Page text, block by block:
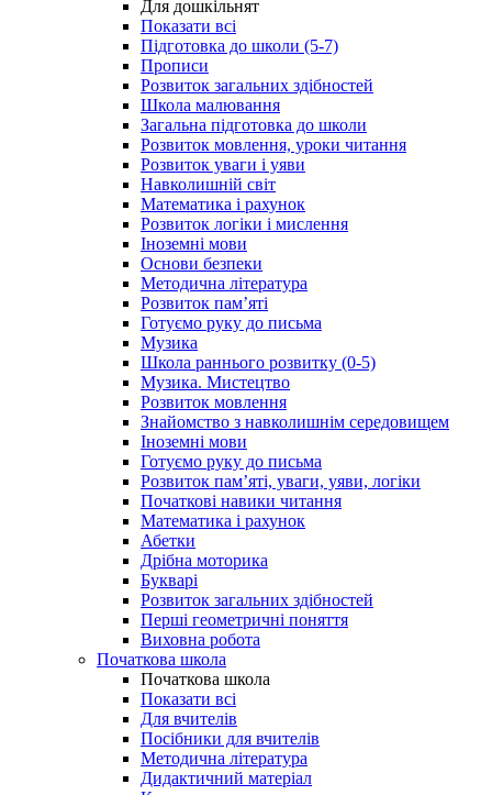
Для дошкільнят
Показати всі
Підготовка до школи (5-7)
Прописи
Розвиток загальних здібностей
Школа малювання
Загальна підготовка до школи
Розвиток мовлення, уроки читання
Розвиток уваги і уяви
Навколишній світ
Математика і рахунок
Розвиток логіки і мислення
Іноземні мови
Основи безпеки
Методична література
Розвиток пам’яті
Готуємо руку до письма
Музика
Школа раннього розвитку (0-5)
Музика. Мистецтво
Розвиток мовлення
Знайомство з навколишнім середовищем
Іноземні мови
Готуємо руку до письма
Розвиток пам’яті, уваги, уяви, логіки
Початкові навики читання
Математика і рахунок
Абетки
Дрібна моторика
Букварі
Розвиток загальних здібностей
Перші геометричні поняття
Виховна робота
Початкова школа
Початкова школа
Показати всі
Для вчителів
Посібники для вчителів
Методична література
Дидактичний матеріал